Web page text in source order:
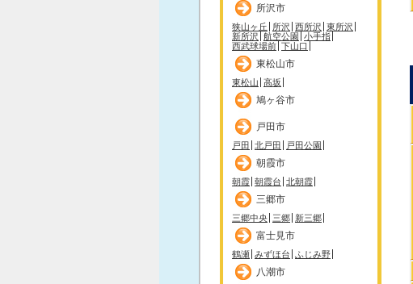
所沢市
狭山ヶ丘 所沢 西所沢 東所沢
新所沢 航空公園
小手指
西武球場前 下山口
東松山市
東松山 高坂
鳩ヶ谷市
戸田市
戸田 北戸田 戸田公園
朝霞市
朝霞 朝霞台 北朝霞
三郷市
三郷中央 三郷 新三郷
富士見市
鶴瀬 みずほ台 ふじみ野
八潮市